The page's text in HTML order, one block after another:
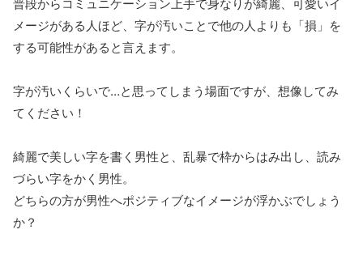
普段からコミュニケーション上手で身なりが綺麗、可愛いイ
メージがある人ほど、字が汚いことで他の人よりも「損」を
する可能性があると言えます。
字が汚いくらいで…と思ってしまう場面ですが、想像してみ
てください！
綺麗で美しい字を書く男性と、乱暴で枠からはみ出し、読み
づらい字をかく男性。
どちらの方が男性へポジティブなイメージが浮かぶでしょう
か？